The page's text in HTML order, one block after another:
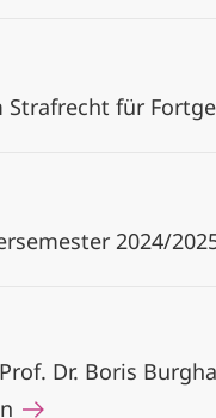
für
2024/
Dr. Boris